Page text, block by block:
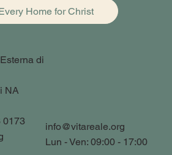
Home for Christ
di
NA
0173
info@vitareale.org
Lun - Ven: 09:00 - 17:00